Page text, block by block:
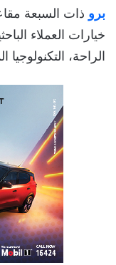
برو ذات السبعة
خيارات العملاء
الراحة، التكنولوجيا